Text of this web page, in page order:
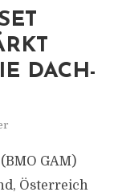
DACH-
GAM)
Österreich